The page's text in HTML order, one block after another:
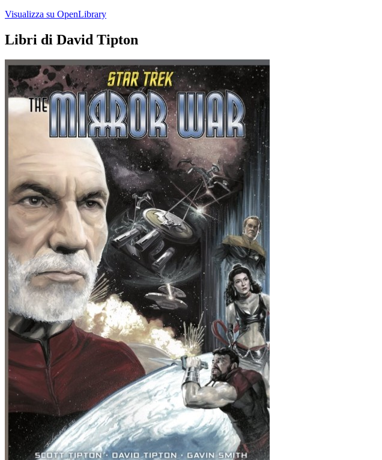
Visualizza su OpenLibrary
Libri di David Tipton